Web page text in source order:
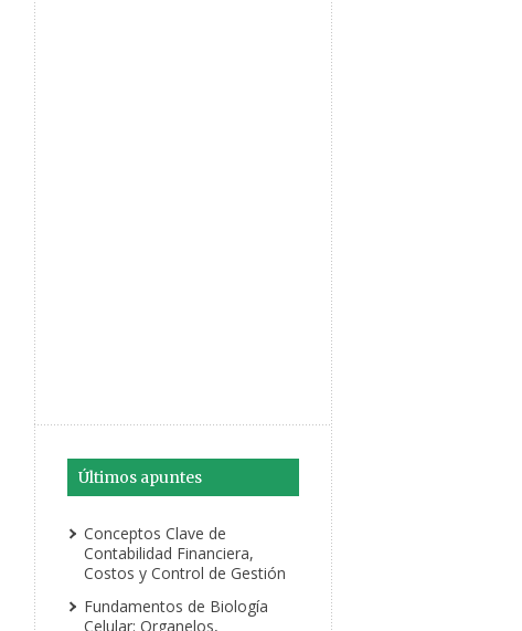
Últimos apuntes
Conceptos Clave de
Contabilidad Financiera,
Costos y Control de Gestión
Fundamentos de Biología
Celular: Organelos,